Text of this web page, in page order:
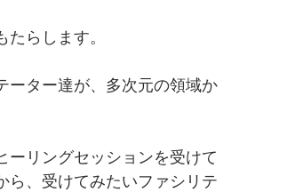
らします。
ーター達が、多次元の領域か
リングセッションを受けて
ら、受けてみたいファシリテ